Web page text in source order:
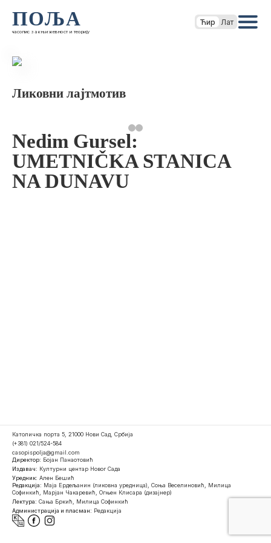
ПОЉА
часопис за књижевност и теорију
Ћир Лат
Ликовни лајтмотив
Nedim Gursel:
UMETNIČKA STANICA
NA DUNAVU
Католичка порта 5, 21000 Нови Сад, Србија
(+381) 021/524-584
casopispolja@gmail.com
Директор: Бојан Панаотовић
Издавач: Културни центар Новог Сада
Уредник: Ален Бешић
Редакција: Маја Ердељанин (ликовна уредница), Соња Веселиновић, Милица
Софинкић, Марјан Чакаревић, Огњен Клисара (дизајнер)
Лектура: Сања Бркић, Милица Софинкић
Администрација и пласман: Редакција